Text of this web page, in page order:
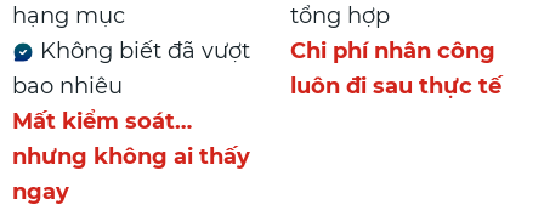
hạng mục
Không biết đã vượt
bao nhiêu
Mất kiểm soát…
nhưng không ai thấy
ngay
tổng hợp
Chi phí nhân công
luôn đi sau thực tế